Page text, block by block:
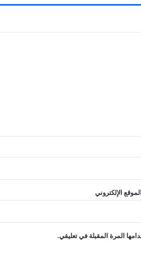
الموقع الإلكتروني
المرة المقبلة في تعليقي.